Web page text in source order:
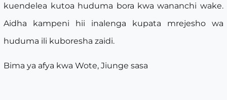
kuendelea kutoa huduma bora kwa wananchi wake.
Aidha kampeni hii inalenga kupata mrejesho wa
huduma ili kuboresha zaidi.
Bima ya afya kwa Wote, Jiunge sasa